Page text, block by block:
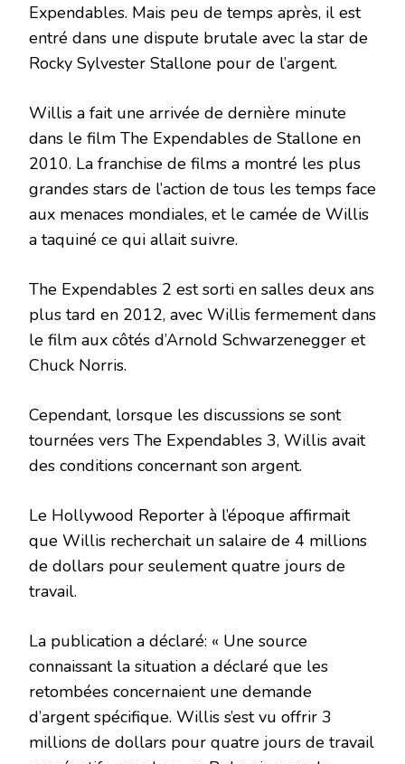
Expendables. Mais peu de temps après, il est
entré dans une dispute brutale avec la star de
Rocky Sylvester Stallone pour de l’argent.
Willis a fait une arrivée de dernière minute
dans le film The Expendables de Stallone en
2010. La franchise de films a montré les plus
grandes stars de l’action de tous les temps face
aux menaces mondiales, et le camée de Willis
a taquiné ce qui allait suivre.
The Expendables 2 est sorti en salles deux ans
plus tard en 2012, avec Willis fermement dans
le film aux côtés d’Arnold Schwarzenegger et
Chuck Norris.
Cependant, lorsque les discussions se sont
tournées vers The Expendables 3, Willis avait
des conditions concernant son argent.
Le Hollywood Reporter à l’époque affirmait
que Willis recherchait un salaire de 4 millions
de dollars pour seulement quatre jours de
travail.
La publication a déclaré: « Une source
connaissant la situation a déclaré que les
retombées concernaient une demande
d’argent spécifique. Willis s’est vu offrir 3
millions de dollars pour quatre jours de travail